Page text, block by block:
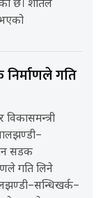
छ। शीतल
गति
विकासमन्त्री
सडक
गति लिने